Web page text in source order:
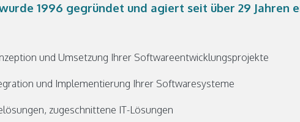
wurde 1996 gegründet und agiert seit über 29
und Umsetzung Ihrer Softwareentwicklungsprojekte
und Implementierung Ihrer Softwaresysteme
zugeschnittene IT-Lösungen